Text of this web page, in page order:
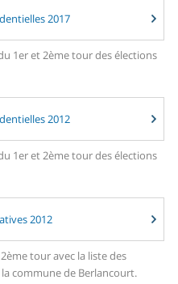
2017
1er et 2ème tour des élections
2012
1er et 2ème tour des élections
2012
tour avec la liste des
commune de Berlancourt.